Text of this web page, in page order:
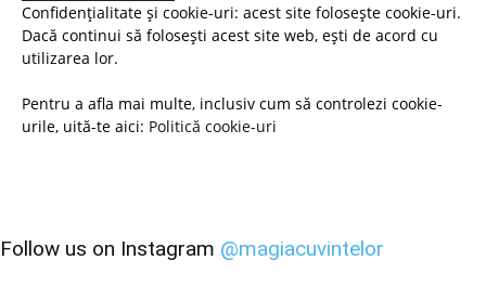
Confidențialitate și cookie-uri: acest site folosește cookie-uri.
Dacă continui să folosești acest site web, ești de acord cu
utilizarea lor.
Pentru a afla mai multe, inclusiv cum să controlezi cookie-
urile, uită-te aici: Politică cookie-uri
Follow us on Instagram @magiacuvintelor